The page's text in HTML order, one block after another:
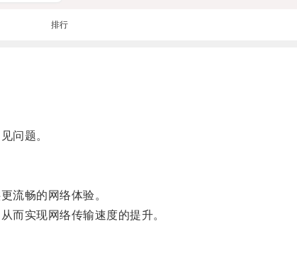
排行
问题。
流畅的网络体验。
实现网络传输速度的提升。